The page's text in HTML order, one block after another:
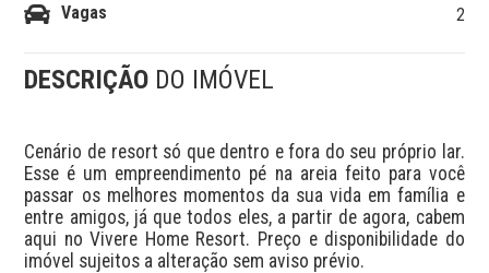
Vagas 2
DESCRIÇÃO DO IMÓVEL
Cenário de resort só que dentro e fora do seu próprio lar.
Esse é um empreendimento pé na areia feito para você
passar os melhores momentos da sua vida em família e
entre amigos, já que todos eles, a partir de agora, cabem
aqui no Vivere Home Resort. Preço e disponibilidade do
imóvel sujeitos a alteração sem aviso prévio.